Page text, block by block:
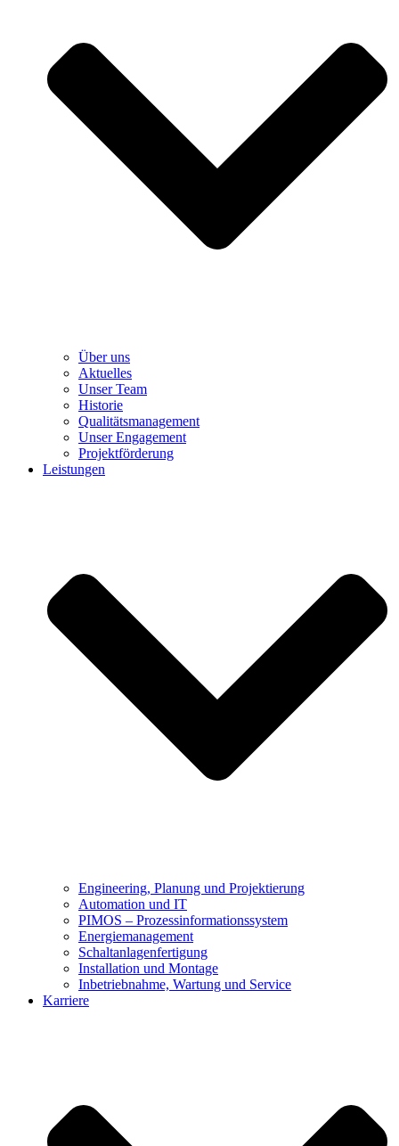
Über uns
Aktuelles
Unser Team
Historie
Qualitätsmanagement
Unser Engagement
Projektförderung
Leistungen
Engineering, Planung und Projektierung
Automation und IT
PIMOS – Prozessinformationssystem
Energiemanagement
Schaltanlagenfertigung
Installation und Montage
Inbetriebnahme, Wartung und Service
Karriere